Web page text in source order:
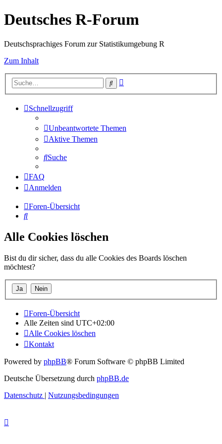
Deutsches R-Forum
Deutschsprachiges Forum zur Statistikumgebung R
Zum Inhalt
Suche
Schnellzugriff
Unbeantwortete Themen
Aktive Themen
Suche
FAQ
Anmelden
Foren-Übersicht
Suche
Alle Cookies löschen
Bist du dir sicher, dass du alle Cookies des Boards löschen
möchtest?
Foren-Übersicht
Alle Zeiten sind UTC+02:00
Alle Cookies löschen
Kontakt
Powered by phpBB® Forum Software © phpBB Limited
Deutsche Übersetzung durch phpBB.de
Datenschutz | Nutzungsbedingungen